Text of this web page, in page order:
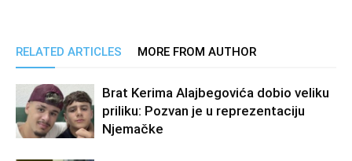
RELATED ARTICLES MORE FROM AUTHOR
Brat Kerima Alajbegovića dobio veliku
priliku: Pozvan je u reprezentaciju
Njemačke